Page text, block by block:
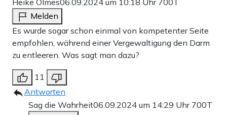
Melden
Es wurde sogar schon einmal von kompetenter Seite
empfohlen, während einer Vergewaltigung den Darm
zu entleeren. Was sagt man dazu?
11
Antworten
Sag die Wahrheit06.09.2024 um 14:29 Uhr 700T